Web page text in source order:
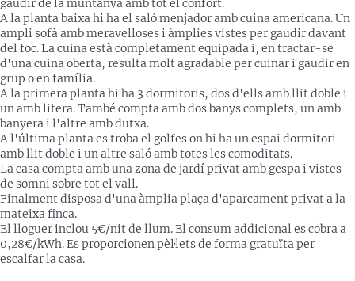
gaudir de la muntanya amb tot el confort.
A la planta baixa hi ha el saló menjador amb cuina americana. Un
ampli sofà amb meravelloses i àmplies vistes per gaudir davant
del foc. La cuina està completament equipada i, en tractar-se
d'una cuina oberta, resulta molt agradable per cuinar i gaudir en
grup o en família.
A la primera planta hi ha 3 dormitoris, dos d'ells amb llit doble i
un amb litera. També compta amb dos banys complets, un amb
banyera i l'altre amb dutxa.
A l'última planta es troba el golfes on hi ha un espai dormitori
amb llit doble i un altre saló amb totes les comoditats.
La casa compta amb una zona de jardí privat amb gespa i vistes
de somni sobre tot el vall.
Finalment disposa d'una àmplia plaça d'aparcament privat a la
mateixa finca.
El lloguer inclou 5€/nit de llum. El consum addicional es cobra a
0,28€/kWh. Es proporcionen pèl·lets de forma gratuïta per
escalfar la casa.